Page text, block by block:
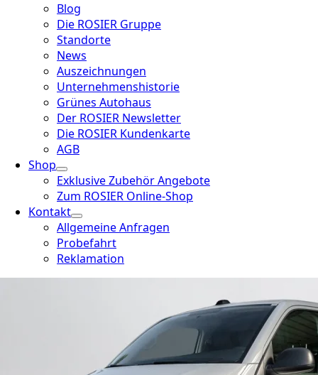
Blog
Die ROSIER Gruppe
Standorte
News
Auszeichnungen
Unternehmenshistorie
Grünes Autohaus
Der ROSIER Newsletter
Die ROSIER Kundenkarte
AGB
Shop
Exklusive Zubehör Angebote
Zum ROSIER Online-Shop
Kontakt
Allgemeine Anfragen
Probefahrt
Reklamation